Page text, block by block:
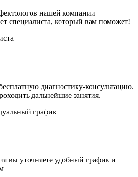
нашей компании
специалиста, который вам поможет!
диагностику-консультацию.
дальнейшие занятия.
вы уточняете удобный график и